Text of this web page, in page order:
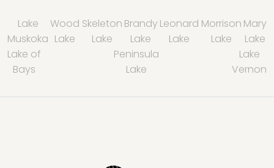
Lake
Muskoka
Wood
Lake
Skeleton
Lake
Brandy
Lake
Leonard
Lake
Morrison
Lake
Mary
Lake
Lake of
Bays
Peninsula
Lake
Lake
Vernon